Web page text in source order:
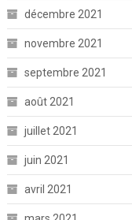
décembre 2021
novembre 2021
septembre 2021
août 2021
juillet 2021
juin 2021
avril 2021